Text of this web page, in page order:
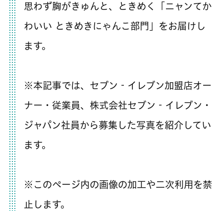
思わず胸がきゅんと、ときめく「ニャンてか
わいい ときめきにゃんこ部門」をお届けし
ます。
※本記事では、セブン‐イレブン加盟店オー
ナー・従業員、株式会社セブン‐イレブン・
ジャパン社員から募集した写真を紹介してい
ます。
※このページ内の画像の加工や二次利用を禁
止します。